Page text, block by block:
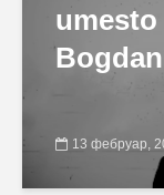
13 фебруар,